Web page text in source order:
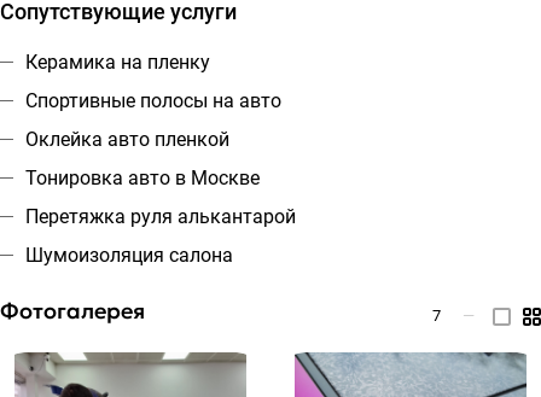
Сопутствующие услуги
Керамика на пленку
Спортивные полосы на авто
Оклейка авто пленкой
Тонировка авто в Москве
Перетяжка руля алькантарой
Шумоизоляция салона
Фотогалерея 7 —